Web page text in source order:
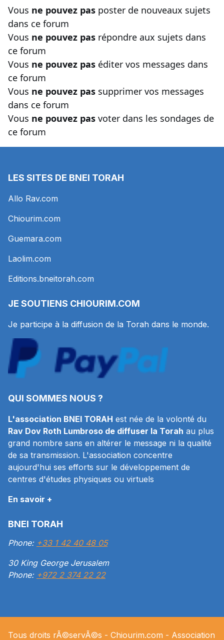
Vous ne pouvez pas poster de nouveaux sujets
dans ce forum
Vous ne pouvez pas répondre aux sujets dans
ce forum
Vous ne pouvez pas éditer vos messages dans
ce forum
Vous ne pouvez pas supprimer vos messages
dans ce forum
Vous ne pouvez pas voter dans les sondages de
ce forum
LES SITES DE BNEI TORAH
Allo Rav.com
Chiourim.com
Guemara.com
Laolim.com
Editions.bneitorah.com
JE SOUTIENS CHIOURIM.COM
Je participe à la diffusion de la Torah dans le monde.
QUI SOMMES NOUS ?
L'association BNEI TORAH est née de la volonté du
Rav Dov Roth Lumbroso de diffuser la Torah au plus
grand nombre sans en altérer le message ni la qualité
de sa transmission. L'association concentre
aujourd'hui ses efforts sur le développement de
centres d'études physiques ou virtuels
En savoir +
BNEI TORAH
Phone: +33 1 42 40 48 05
30 King George Jerusalem
Phone: +972 2 374 22 22
Tous droits rÃ©servÃ©s - Chiourim.com - Association